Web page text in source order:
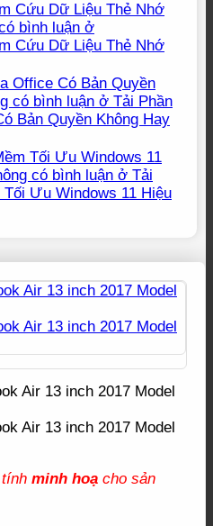
Cứu Dữ Liệu Thẻ Nhớ
bình luận ở
Cứu Dữ Liệu Thẻ Nhớ
Office Có Bản Quyền
có bình luận ở Tải Phần
Bản Quyền Không Hay
Tối Ưu Windows 11
có bình luận ở Tải
Tối Ưu Windows 11 Hiệu
minh hoạ cho sản